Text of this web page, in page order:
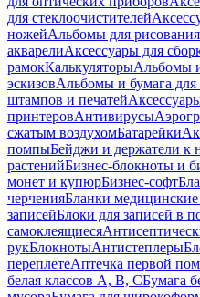
для стеклоочистителей
ножейАльбомы для рисования
акварелиАксессуары для
рамокКалькуляторыАльбомы
эскизовАльбомы и бумага для
штампов и печатей
принтеровАнтивирусы
сжатым воздухомБатарейки
помпыБейджи и держатели к
растенийБизнес-блокноты и
монет и купюрБизнес-софт
черченияБланки медицинские
записейБлоки для записей в
самоклеящиеся
рукБлокнотыАнтистеплеры
переплетеАптечка первой
белая классов А, В, СБумага